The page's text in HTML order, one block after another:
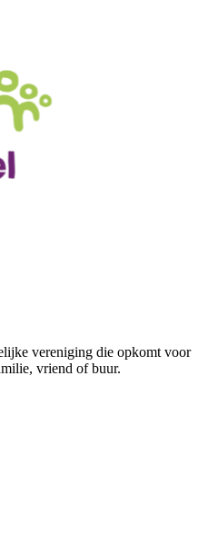
vereniging die opkomt voor
vriend of buur.